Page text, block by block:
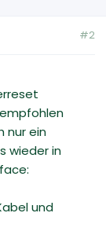
#2
nur ein
wieder in
und